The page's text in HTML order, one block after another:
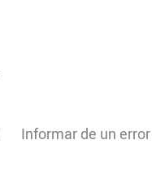
Informar de un error